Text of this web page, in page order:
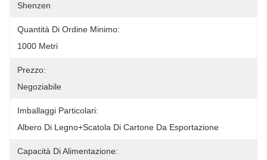
Shenzen
Quantità Di Ordine Minimo:
1000 Metri
Prezzo:
Negoziabile
Imballaggi Particolari:
Albero Di Legno+scatola Di Cartone Da Esportazione
Capacità Di Alimentazione: